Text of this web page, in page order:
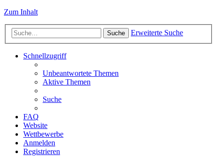
Zum Inhalt
Suche Erweiterte Suche
Schnellzugriff
Unbeantwortete Themen
Aktive Themen
Suche
FAQ
Website
Wettbewerbe
Anmelden
Registrieren